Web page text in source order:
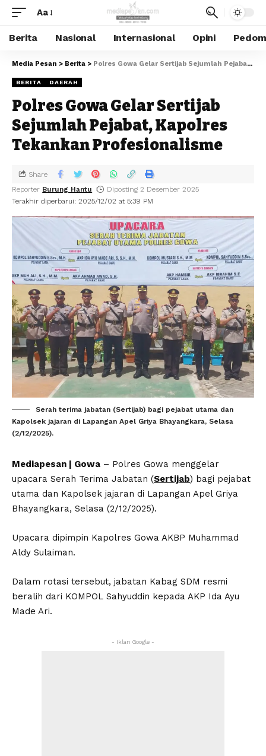
Aa
Berita Nasional Internasional Opini
Media Pesan > Berita > Polres Gowa Gelar Sertijab Sejumlah Pejabat, Kapolres Tekankan Profesionalisme
BERITA DAERAH
Polres Gowa Gelar Sertijab
Sejumlah Pejabat, Kapolres
Tekankan Profesionalisme
Terakhir diperbarui: 2025/12/02 at 5:39 PM
Reporter Burung Hantu Diposting 2 Desember 2025
Share
Serah terima jabatan (Sertijab) bagi pejabat utama dan
Kapolsek jajaran di Lapangan Apel Griya Bhayangkara, Selasa
(2/12/2025).
Mediapesan | Gowa – Polres Gowa menggelar
upacara Serah Terima Jabatan (Sertijab) bagi pejabat
utama dan Kapolsek jajaran di Lapangan Apel Griya
Bhayangkara, Selasa (2/12/2025).
Upacara dipimpin Kapolres Gowa AKBP Muhammad
Aldy Sulaiman.
Dalam rotasi tersebut, jabatan Kabag SDM resmi
beralih dari KOMPOL Sahyuddin kepada AKP Ida Ayu
Made Ari.
- Iklan Google -